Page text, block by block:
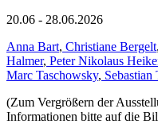
20.06 - 28.06.2026
Anna Bart, Christiane Bergelt,
Halmer, Peter Nikolaus
Marc Taschowsky, Sebastian
(Zum Vergrößern der
Informationen bitte auf die